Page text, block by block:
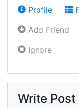
Profile
Add Friend
Ignore
Write Post